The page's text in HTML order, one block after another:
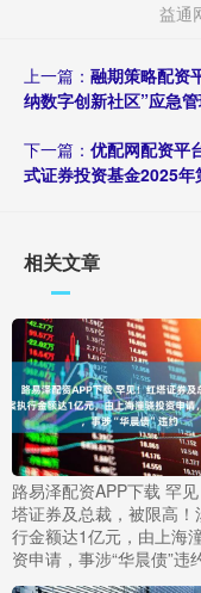
益通
上一篇： 融期策略配资
纳数字创新社区”应急
下一篇： 优配网配资平
式证券投资基金2025年
相关文章
路易泽配资APP下载 罕
塔证券及总裁，被限高！
行金额达1亿元，由上海
资申请，事涉“华晨债”违